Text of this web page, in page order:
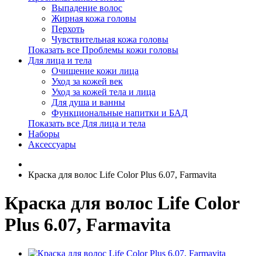
Выпадение волос
Жирная кожа головы
Перхоть
Чувствительная кожа головы
Показать все Проблемы кожи головы
Для лица и тела
Очищение кожи лица
Уход за кожей век
Уход за кожей тела и лица
Для душа и ванны
Функциональные напитки и БАД
Показать все Для лица и тела
Наборы
Аксессуары
Краска для волос Life Color Plus 6.07, Farmavita
Краска для волос Life Color
Plus 6.07, Farmavita